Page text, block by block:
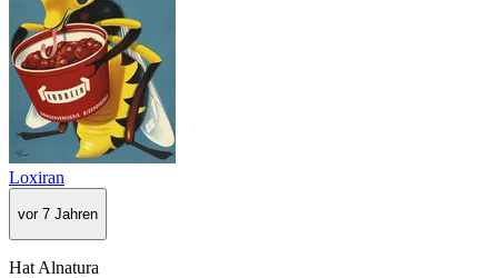
Loxiran
vor 7 Jahren
Hat Alnatura